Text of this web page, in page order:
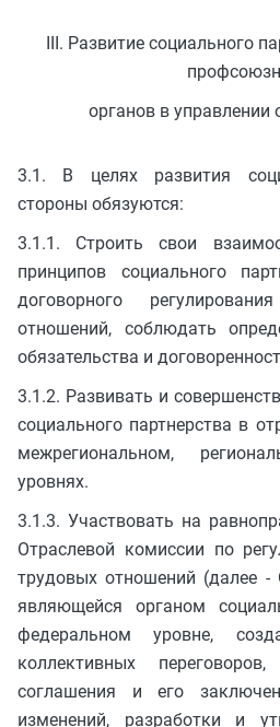
III. Развитие социального
органов в управлении
3.1. В целях развития
стороны обязуются:
3.1.1. Строить свои
принципов социального
договорного
отношений, соблюдать
обязательства и
3.1.2. Развивать и
социального партнерства в
межрегиональном,
уровнях.
3.1.3. Участвовать на
Отраслевой комиссии по
трудовых отношений (далее -
являющейся органом
федеральном уровне,
коллективных
соглашения и его
изменений, разработки и